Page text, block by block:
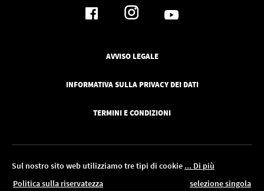
Sul nostro sito web utilizziamo tre tipi di cookie ... Di più
Politica sulla riservatezza
selezione singola
AVVISO LEGALE
INFORMATIVA SULLA PRIVACY DEI DATI
TERMINI E CONDIZIONI
18.08!